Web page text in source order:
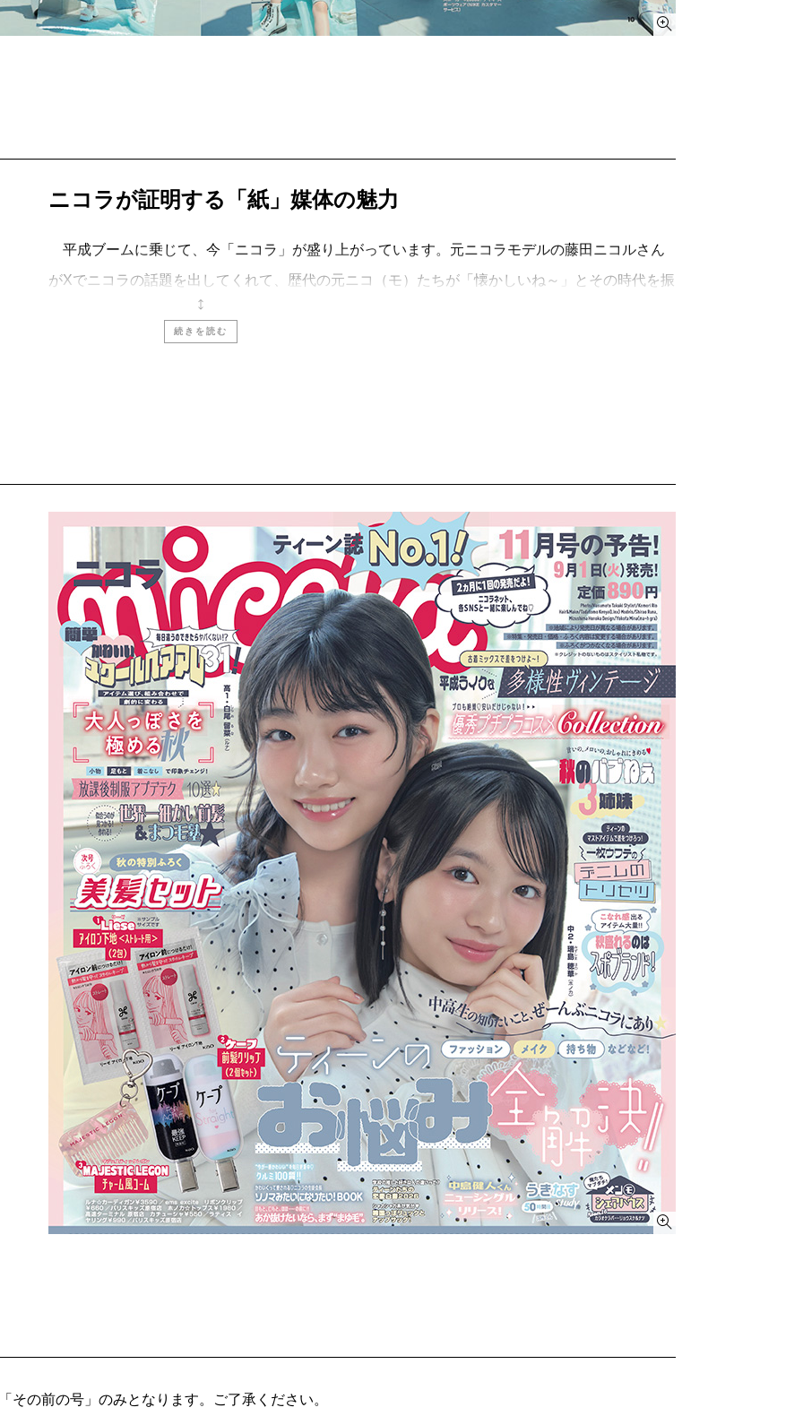
ニコラが証明する「紙」媒体の魅力
平成ブームに乗じて、今「ニコラ」が盛り上がっています。元ニコラモデルの藤田ニコルさん
がXでニコラの話題を出してくれて、歴代の元ニコ（モ）たちが「懐かしいね～」とその時代を振
り返り、元ニコラ読者のみなさんへと広がっていきました。ニコラのアカウントでも歴代表紙や
過去の付録を紹介したところ、130万近いインプレッションになるなど、プチブーム中。「大学生
をお届けします。
編集長・若狭夢莉香
続きを読む
の前の号」のみとなります。ご了承ください。